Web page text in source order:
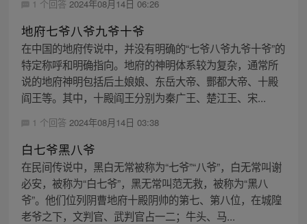
1 个回答 2024年08月14日 06:26
地府七爷八爷九爷十爷
在中国的地府传说中，并没有明确的“七爷八爷九爷十爷”的
特定称呼和明确指向。地府的神明体系较为复杂，通常所
说的地府神明包括后土娘娘、东岳大帝、酆都大帝、十殿
阎王等。其中，十殿阎王分别为秦广王、楚江王、宋...
1 个回答 2024年08月14日 03:38
白七爷黑八爷
在民间传说中，黑白无常被称为“七爷”“八爷”，白无常叫谢
必安，被称为“白七爷”，黑无常叫范无救，被称为“黑八
爷”。他们位列阴曹地府十殿阴帅的第七、第八位，在城隍
老爷之下，文判官、武判官占一二；牛头、马...